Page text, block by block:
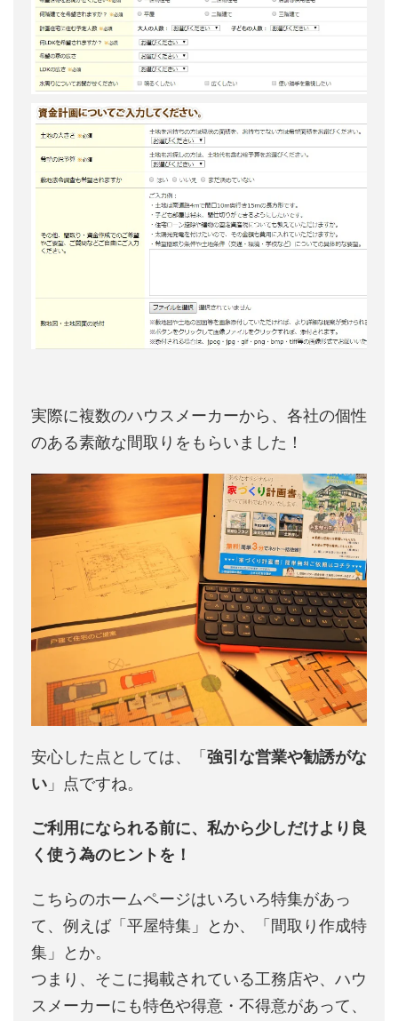
実際に複数のハウスメーカーから、各社の個性
のある素敵な間取りをもらいました！
安心した点としては、「強引な営業や勧誘がな
い 」点ですね。
ご利用になられる前に、私から少しだけより良
く使う為のヒントを！
こちらのホームページはいろいろ特集があっ
て、例えば「平屋特集」とか、「間取り作成特
集」とか。
つまり、そこに掲載されている工務店や、ハウ
スメーカーにも特色や得意・不得意があって、